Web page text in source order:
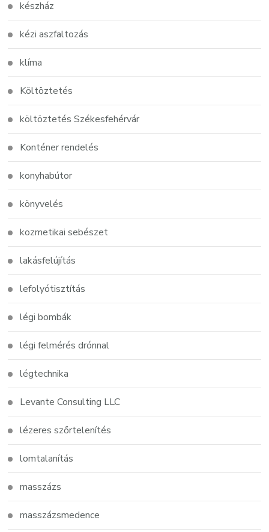
készház
kézi aszfaltozás
klíma
Költöztetés
költöztetés Székesfehérvár
Konténer rendelés
konyhabútor
könyvelés
kozmetikai sebészet
lakásfelújítás
lefolyótisztítás
légi bombák
légi felmérés drónnal
légtechnika
Levante Consulting LLC
lézeres szőrtelenítés
lomtalanítás
masszázs
masszázsmedence